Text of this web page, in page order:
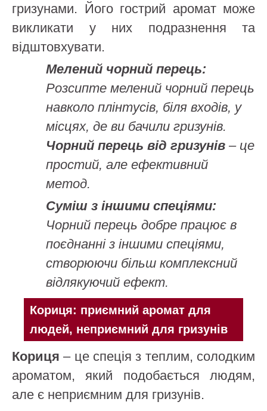
гризунами. Його гострий аромат може
викликати у них подразнення та
відштовхувати.
Мелений чорний перець:
Розсипте мелений чорний перець
навколо плінтусів, біля входів, у
місцях, де ви бачили гризунів.
Чорний перець від гризунів – це
простий, але ефективний
метод.
Суміш з іншими спеціями:
Чорний перець добре працює в
поєднанні з іншими спеціями,
створюючи більш комплексний
відлякуючий ефект.
Кориця: приємний аромат для
людей, неприємний для гризунів
Кориця – це спеція з теплим, солодким
ароматом, який подобається людям,
але є неприємним для гризунів.